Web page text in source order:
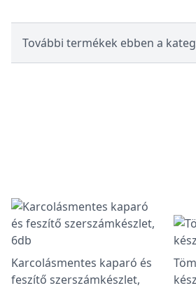
További termékek ebben a
Karcolásmentes kaparó és
feszítő szerszámkészlet,